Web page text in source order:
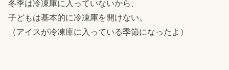
冬季は冷凍庫に入っていないから、
子どもは基本的に冷凍庫を開けない。
（アイスが冷凍庫に入っている季節になったよ）